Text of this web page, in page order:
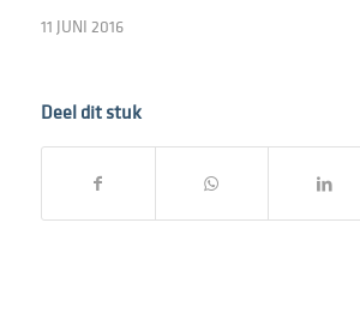
11 JUNI 2016
Deel dit stuk